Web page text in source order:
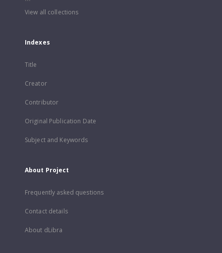
View all collections
Indexes
Title
Creator
Contributor
Original Publication Date
Subject and Keywords
About Project
Frequently asked questions
Contact details
About dLibra